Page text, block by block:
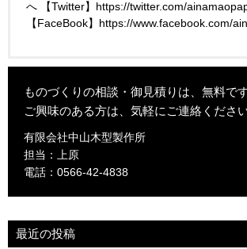
へ 【Twitter】https://twitter.com/
【FaceBook】https://www.facebook.com/
ものづくりの相談・御見積りは、無料です
ご興味のある方は、気軽にご連絡ください
有限会社中山木型製作所
担当：上原
電話：0566-42-4838
最近の投稿